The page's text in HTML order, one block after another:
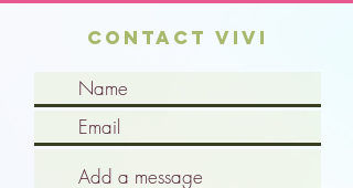
Contact Vivi